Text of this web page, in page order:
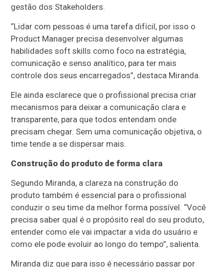
gestão dos Stakeholders.
“Lidar com pessoas é uma tarefa difícil, por isso o
Product Manager precisa desenvolver algumas
habilidades soft skills como foco na estratégia,
comunicação e senso analítico, para ter mais
controle dos seus encarregados”, destaca Miranda.
Ele ainda esclarece que o profissional precisa criar
mecanismos para deixar a comunicação clara e
transparente, para que todos entendam onde
precisam chegar. Sem uma comunicação objetiva, o
time tende a se dispersar mais.
Construção do produto de forma clara
Segundo Miranda, a clareza na construção do
produto também é essencial para o profissional
conduzir o seu time da melhor forma possível. “Você
precisa saber qual é o propósito real do seu produto,
entender como ele vai impactar a vida do usuário e
como ele pode evoluir ao longo do tempo”, salienta.
Miranda diz que para isso é necessário passar por